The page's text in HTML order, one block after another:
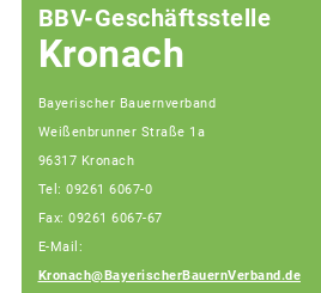
BBV-Geschäftsstelle
Kronach
Bayerischer Bauernverband
Weißenbrunner Straße 1a
96317 Kronach
Tel: 09261 6067-0
Fax: 09261 6067-67
E-Mail:
Kronach@BayerischerBauernVerband.de